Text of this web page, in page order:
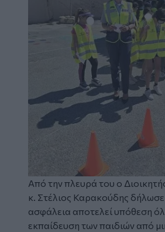
Από την πλευρά του ο
κ. Στέλιος Καρακούδης
ασφάλεια αποτελεί υπόθεση
εκπαίδευση των παιδιών από